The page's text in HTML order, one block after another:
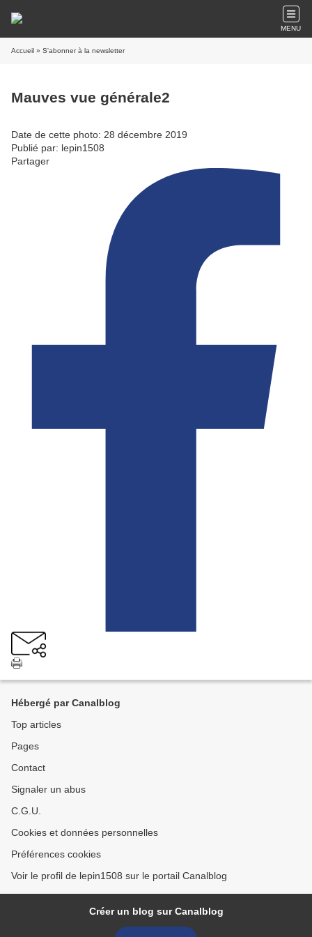
MENU
Accueil » S'abonner à la newsletter
Mauves vue générale2
Date de cette photo: 28 décembre 2019
Publié par: lepin1508
Partager
Hébergé par Canalblog
Top articles
Pages
Contact
Signaler un abus
C.G.U.
Cookies et données personnelles
Préférences cookies
Voir le profil de lepin1508 sur le portail Canalblog
Créer un blog sur Canalblog